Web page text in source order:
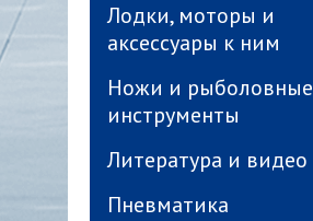
Лодки, моторы и
аксессуары к ним
Ножи и рыболовные
инструменты
Литература и видео
Пневматика